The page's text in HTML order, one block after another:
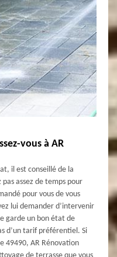
vous à AR
il est conseillé de la
assez de temps pour
pour vous de vous
lui demander d’intervenir
garde un bon état de
d’un tarif préférentiel. Si
49490, AR Rénovation